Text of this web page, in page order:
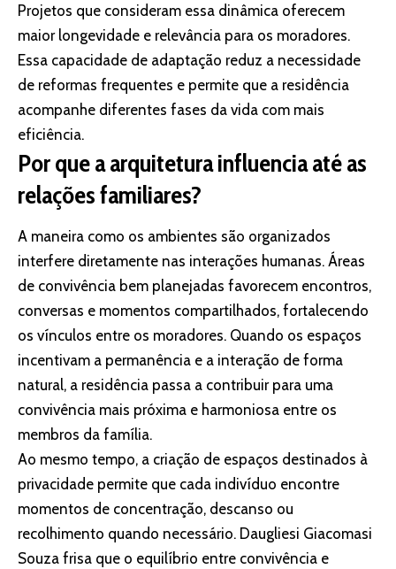
Projetos que consideram essa dinâmica oferecem
maior longevidade e relevância para os moradores.
Essa capacidade de adaptação reduz a necessidade
de reformas frequentes e permite que a residência
acompanhe diferentes fases da vida com mais
eficiência.
Por que a arquitetura influencia até as
relações familiares?
A maneira como os ambientes são organizados
interfere diretamente nas interações humanas. Áreas
de convivência bem planejadas favorecem encontros,
conversas e momentos compartilhados, fortalecendo
os vínculos entre os moradores. Quando os espaços
incentivam a permanência e a interação de forma
natural, a residência passa a contribuir para uma
convivência mais próxima e harmoniosa entre os
membros da família.
Ao mesmo tempo, a criação de espaços destinados à
privacidade permite que cada indivíduo encontre
momentos de concentração, descanso ou
recolhimento quando necessário. Daugliesi Giacomasi
Souza frisa que o equilíbrio entre convivência e